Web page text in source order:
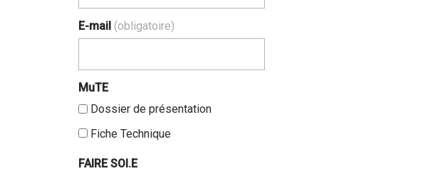
E-mail (obligatoire)
MuTE
Dossier de présentation
Fiche Technique
FAIRE SOI.E